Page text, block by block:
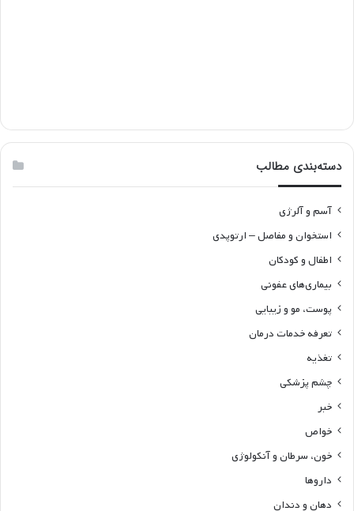
دسته‌بندی مطالب
آسم و آلرژی
استخوان و مفاصل – ارتوپدی
اطفال و کودکان
بیماری‌های عفونی
پوست، مو و زیبایی
تعرفه خدمات درمان
تغذیه
چشم پزشکی
خبر
خواص
خون، سرطان و آنکولوژی
داروها
دهان و دندان